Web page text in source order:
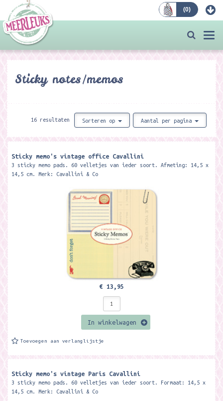
(0)
Sticky notes/memos
16 resultaten Sorteren op Aantal per pagina
Sticky memo's vintage office Cavallini
3 sticky memo pads. 60 velletjes van ieder soort. Afmeting: 14,5 x
14,5 cm. Merk: Cavallini & Co
€ 13,95
In winkelwagen
Toevoegen aan verlanglijstje
Sticky memo's vintage Paris Cavallini
3 sticky memo pads. 60 velletjes van ieder soort. Formaat: 14,5 x
14,5 cm. Merk: Cavallini & Co